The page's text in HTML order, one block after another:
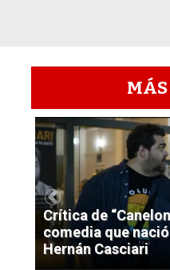
Crítica de
comedia que
Hernán Casciari
Previous